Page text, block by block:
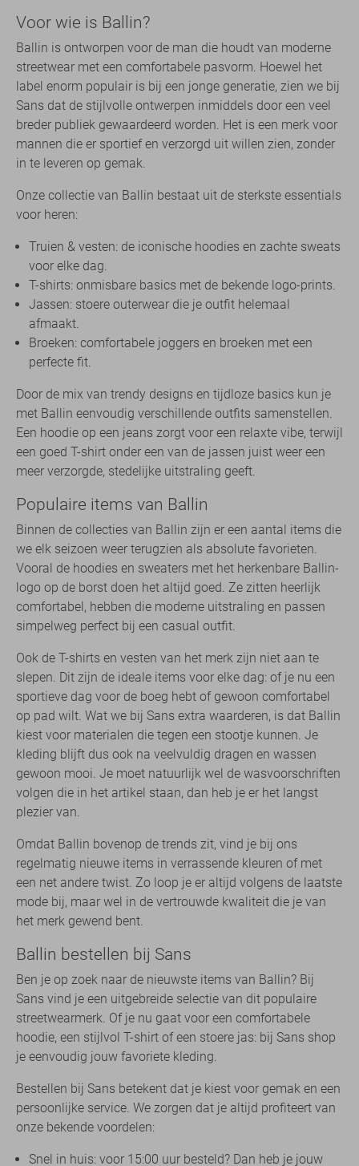
Voor wie is Ballin?
Ballin is ontworpen voor de man die houdt van moderne
streetwear met een comfortabele pasvorm. Hoewel het
label enorm populair is bij een jonge generatie, zien we bij
Sans dat de stijlvolle ontwerpen inmiddels door een veel
breder publiek gewaardeerd worden. Het is een merk voor
mannen die er sportief en verzorgd uit willen zien, zonder
in te leveren op gemak.
Onze collectie van Ballin bestaat uit de sterkste essentials
voor heren:
Truien & vesten: de iconische hoodies en zachte sweats
voor elke dag.
T-shirts: onmisbare basics met de bekende logo-prints.
Jassen: stoere outerwear die je outfit helemaal
afmaakt.
Broeken: comfortabele joggers en broeken met een
perfecte fit.
Door de mix van trendy designs en tijdloze basics kun je
met Ballin eenvoudig verschillende outfits samenstellen.
Een hoodie op een jeans zorgt voor een relaxte vibe, terwijl
een goed T-shirt onder een van de jassen juist weer een
meer verzorgde, stedelijke uitstraling geeft.
Populaire items van Ballin
Binnen de collecties van Ballin zijn er een aantal items die
we elk seizoen weer terugzien als absolute favorieten.
Vooral de hoodies en sweaters met het herkenbare Ballin-
logo op de borst doen het altijd goed. Ze zitten heerlijk
comfortabel, hebben die moderne uitstraling en passen
simpelweg perfect bij een casual outfit.
Ook de T-shirts en vesten van het merk zijn niet aan te
slepen. Dit zijn de ideale items voor elke dag: of je nu een
sportieve dag voor de boeg hebt of gewoon comfortabel
op pad wilt. Wat we bij Sans extra waarderen, is dat Ballin
kiest voor materialen die tegen een stootje kunnen. Je
kleding blijft dus ook na veelvuldig dragen en wassen
gewoon mooi. Je moet natuurlijk wel de wasvoorschriften
volgen die in het artikel staan, dan heb je er het langst
plezier van.
Omdat Ballin bovenop de trends zit, vind je bij ons
regelmatig nieuwe items in verrassende kleuren of met
een net andere twist. Zo loop je er altijd volgens de laatste
mode bij, maar wel in de vertrouwde kwaliteit die je van
het merk gewend bent.
Ballin bestellen bij Sans
Ben je op zoek naar de nieuwste items van Ballin? Bij
Sans vind je een uitgebreide selectie van dit populaire
streetwearmerk. Of je nu gaat voor een comfortabele
hoodie, een stijlvol T-shirt of een stoere jas: bij Sans shop
je eenvoudig jouw favoriete kleding.
Bestellen bij Sans betekent dat je kiest voor gemak en een
persoonlijke service. We zorgen dat je altijd profiteert van
onze bekende voordelen:
Snel in huis: voor 15:00 uur besteld? Dan heb je jouw